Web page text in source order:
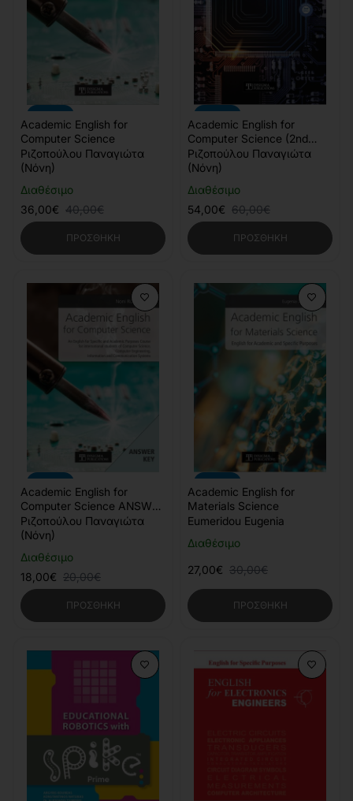
Διαθέσιμο
Academic English for
Computer Science
Ριζοπούλου Παναγιώτα
(Νόνη)
36,00€ 40,00€
ΠΡΟΣΘΉΚΗ
Διαθέσιμο
Academic English for
Computer Science (2nd
Edition)
Ριζοπούλου Παναγιώτα
(Νόνη)
54,00€ 60,00€
ΠΡΟΣΘΉΚΗ
Διαθέσιμο
Academic English for
Computer Science ANSWER
KEY
Ριζοπούλου Παναγιώτα
(Νόνη)
18,00€ 20,00€
ΠΡΟΣΘΉΚΗ
Διαθέσιμο
Academic English for
Materials Science
Eumeridou Eugenia
27,00€ 30,00€
ΠΡΟΣΘΉΚΗ